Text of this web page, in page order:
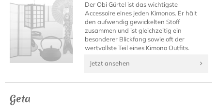
Der Obi Gürtel ist das wichtigste
Accessoire eines jeden Kimonos. Er hält
den aufwendig gewickelten Stoff
zusammen und ist gleichzeitig ein
besonderer Blickfang sowie oft der
wertvollste Teil eines Kimono Outfits.
Jetzt ansehen
Geta